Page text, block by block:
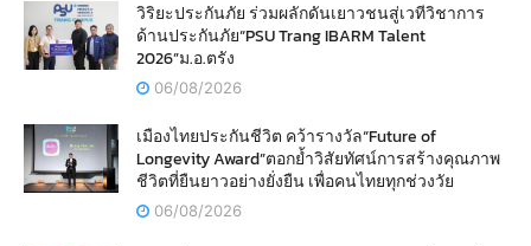
วิริยะประกันภัย ร่วมผลักดันเยาวชนสู่เวทีวิชาการ
ด้านประกันภัย“PSU Trang IBARM Talent
2026”ม.อ.ตรัง
06/08/2026
เมืองไทยประกันชีวิต คว้ารางวัล“Future of
Longevity Award”ตอกย้ำวิสัยทัศน์การสร้างคุณภาพ
ชีวิตที่ยืนยาวอย่างยั่งยืน เพื่อคนไทยทุกช่วงวัย
06/08/2026